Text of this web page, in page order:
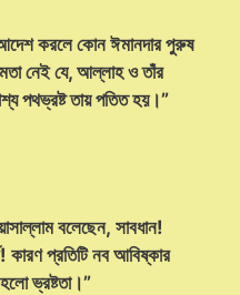
করলে কোন ঈমানদার পুরুষ
নেই যে, আল্লাহ ও তাঁর
পথভ্রষ্ট তায় পতিত হয়।”
বলেছেন, সাবধান!
কারণ প্রতিটি নব আবিষ্কার
ভ্রষ্টতা।”